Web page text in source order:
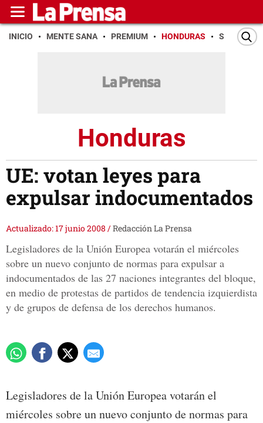
INICIO MENTE SANA PREMIUM HONDURAS SAN PEDRO
Honduras
UE: votan leyes para
expulsar indocumentados
Actualizado: 17 junio 2008 /Redacción La Prensa
Legisladores de la Unión Europea votarán el miércoles
sobre un nuevo conjunto de normas para expulsar a
indocumentados de las 27 naciones integrantes del bloque,
en medio de protestas de partidos de tendencia izquierdista
y de grupos de defensa de los derechos humanos.
Legisladores de la Unión Europea votarán el
miércoles sobre un nuevo conjunto de normas para